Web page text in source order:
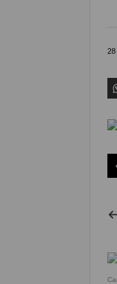
28